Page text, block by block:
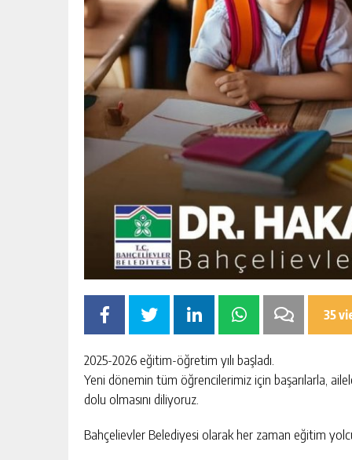
35
2025-2026 eğitim-öğretim yılı başladı.
Yeni dönemin tüm öğrencilerimiz için başarılarla,
dolu olmasını diliyoruz.
Bahçelievler Belediyesi olarak her zaman eğitim
GÜNLÜK HABER AKIŞI
2026 YILINDA 525 HAKIM VE SAVCI
84 MESLEKTEN ÇIKARMA CEZASI
UYGULANDI